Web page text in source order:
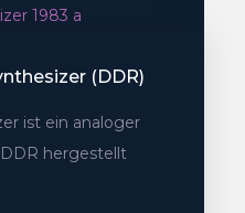
(DDR)
ist ein analoger
hergestellt